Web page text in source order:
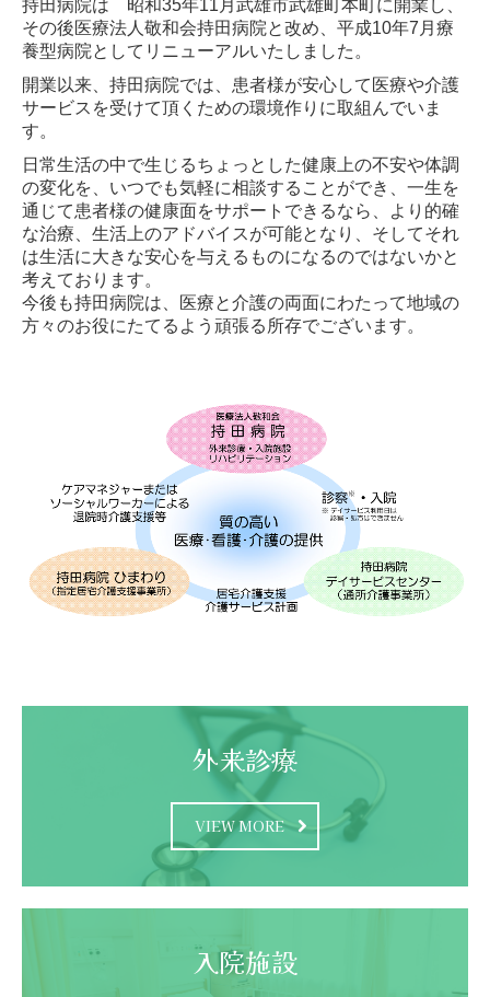
持田病院は 昭和35年11月武雄市武雄町本町に開業し、
その後医療法人敬和会持田病院と改め、平成10年7月療
養型病院としてリニューアルいたしました。
開業以来、持田病院では、患者様が安心して医療や介護
サービスを受けて頂くための環境作りに取組んでいま
す。
日常生活の中で生じるちょっとした健康上の不安や体調
の変化を、いつでも気軽に相談することができ、一生を
通じて患者様の健康面をサポートできるなら、より的確
な治療、生活上のアドバイスが可能となり、そしてそれ
は生活に大きな安心を与えるものになるのではないかと
考えております。
今後も持田病院は、医療と介護の両面にわたって地域の
方々のお役にたてるよう頑張る所存でございます。
外来診療
VIEW MORE
入院施設